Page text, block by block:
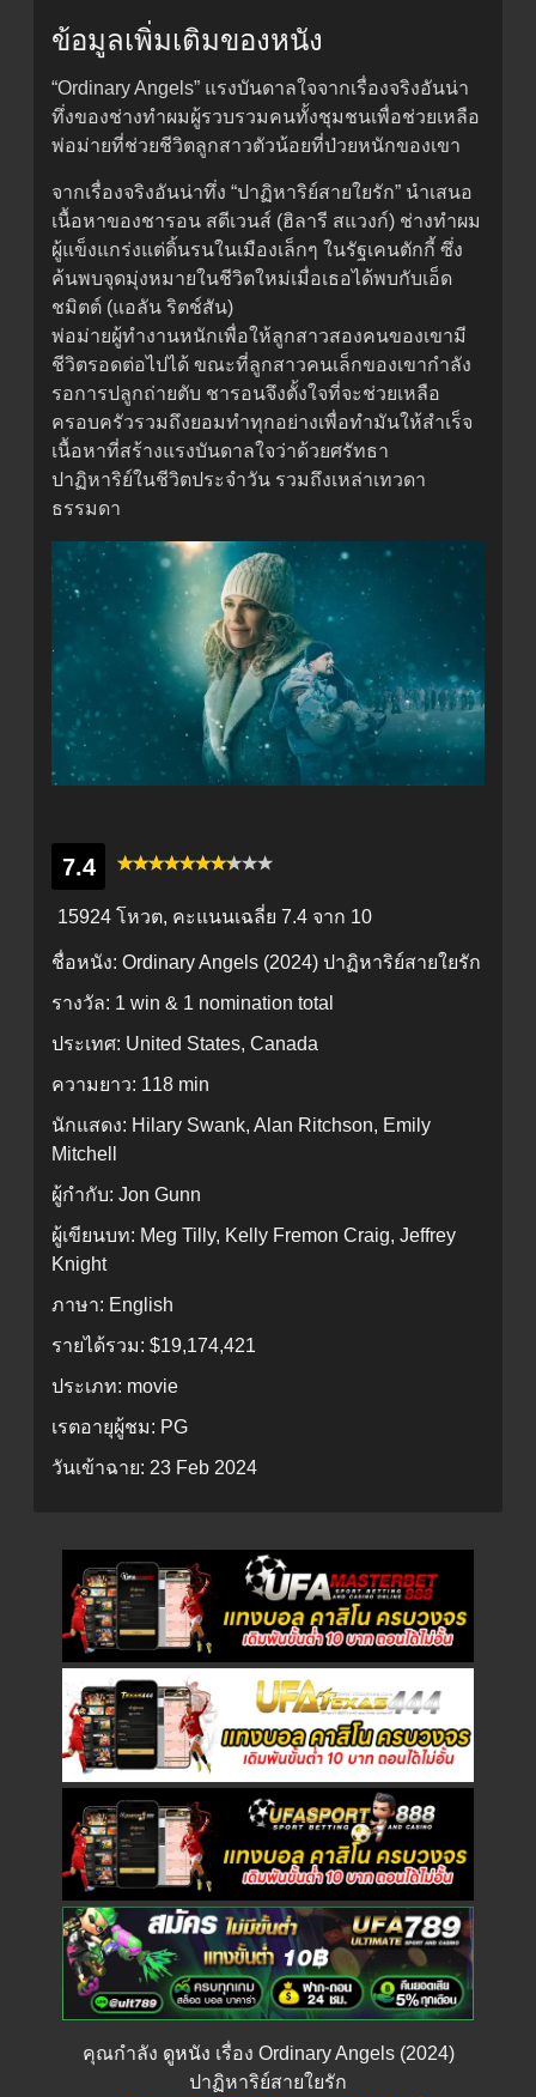
ข้อมูลเพิ่มเติมของหนัง
“Ordinary Angels” แรงบันดาลใจจากเรื่องจริงอันน่า
ทึ่งของช่างทำผมผู้รวบรวมคนทั้งชุมชนเพื่อช่วยเหลือ
พ่อม่ายที่ช่วยชีวิตลูกสาวตัวน้อยที่ป่วยหนักของเขา
จากเรื่องจริงอันน่าทึ่ง “ปาฏิหาริย์สายใยรัก” นำเสนอ
เนื้อหาของชารอน สตีเวนส์ (ฮิลารี สแวงก์) ช่างทำผม
ผู้แข็งแกร่งแต่ดิ้นรนในเมืองเล็กๆ ในรัฐเคนตักกี้ ซึ่ง
ค้นพบจุดมุ่งหมายในชีวิตใหม่เมื่อเธอได้พบกับเอ็ด
ชมิตต์ (แอลัน ริตช์สัน)
พ่อม่ายผู้ทำงานหนักเพื่อให้ลูกสาวสองคนของเขามี
ชีวิตรอดต่อไปได้ ขณะที่ลูกสาวคนเล็กของเขากำลัง
รอการปลูกถ่ายตับ ชารอนจึงตั้งใจที่จะช่วยเหลือ
ครอบครัวรวมถึงยอมทำทุกอย่างเพื่อทำมันให้สำเร็จ
เนื้อหาที่สร้างแรงบันดาลใจว่าด้วยศรัทธา
ปาฏิหาริย์ในชีวิตประจำวัน รวมถึงเหล่าเทวดา
ธรรมดา
7.4
15924 โหวต, คะแนนเฉลี่ย 7.4 จาก 10
ชื่อหนัง: Ordinary Angels (2024) ปาฏิหาริย์สายใยรัก
รางวัล: 1 win & 1 nomination total
ประเทศ: United States, Canada
ความยาว: 118 min
นักแสดง: Hilary Swank, Alan Ritchson, Emily
Mitchell
ผู้กำกับ: Jon Gunn
ผู้เขียนบท: Meg Tilly, Kelly Fremon Craig, Jeffrey
Knight
ภาษา: English
รายได้รวม: $19,174,421
ประเภท: movie
เรตอายุผู้ชม: PG
วันเข้าฉาย: 23 Feb 2024
คุณกำลัง ดูหนัง เรื่อง Ordinary Angels (2024)
ปาฏิหาริย์สายใยรัก